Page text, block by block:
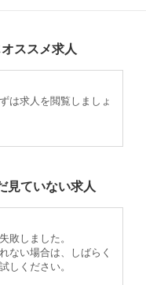
ススメ求人
は求人を閲覧しましょ
見ていない求人
敗しました。
ない場合は、しばらく
しください。